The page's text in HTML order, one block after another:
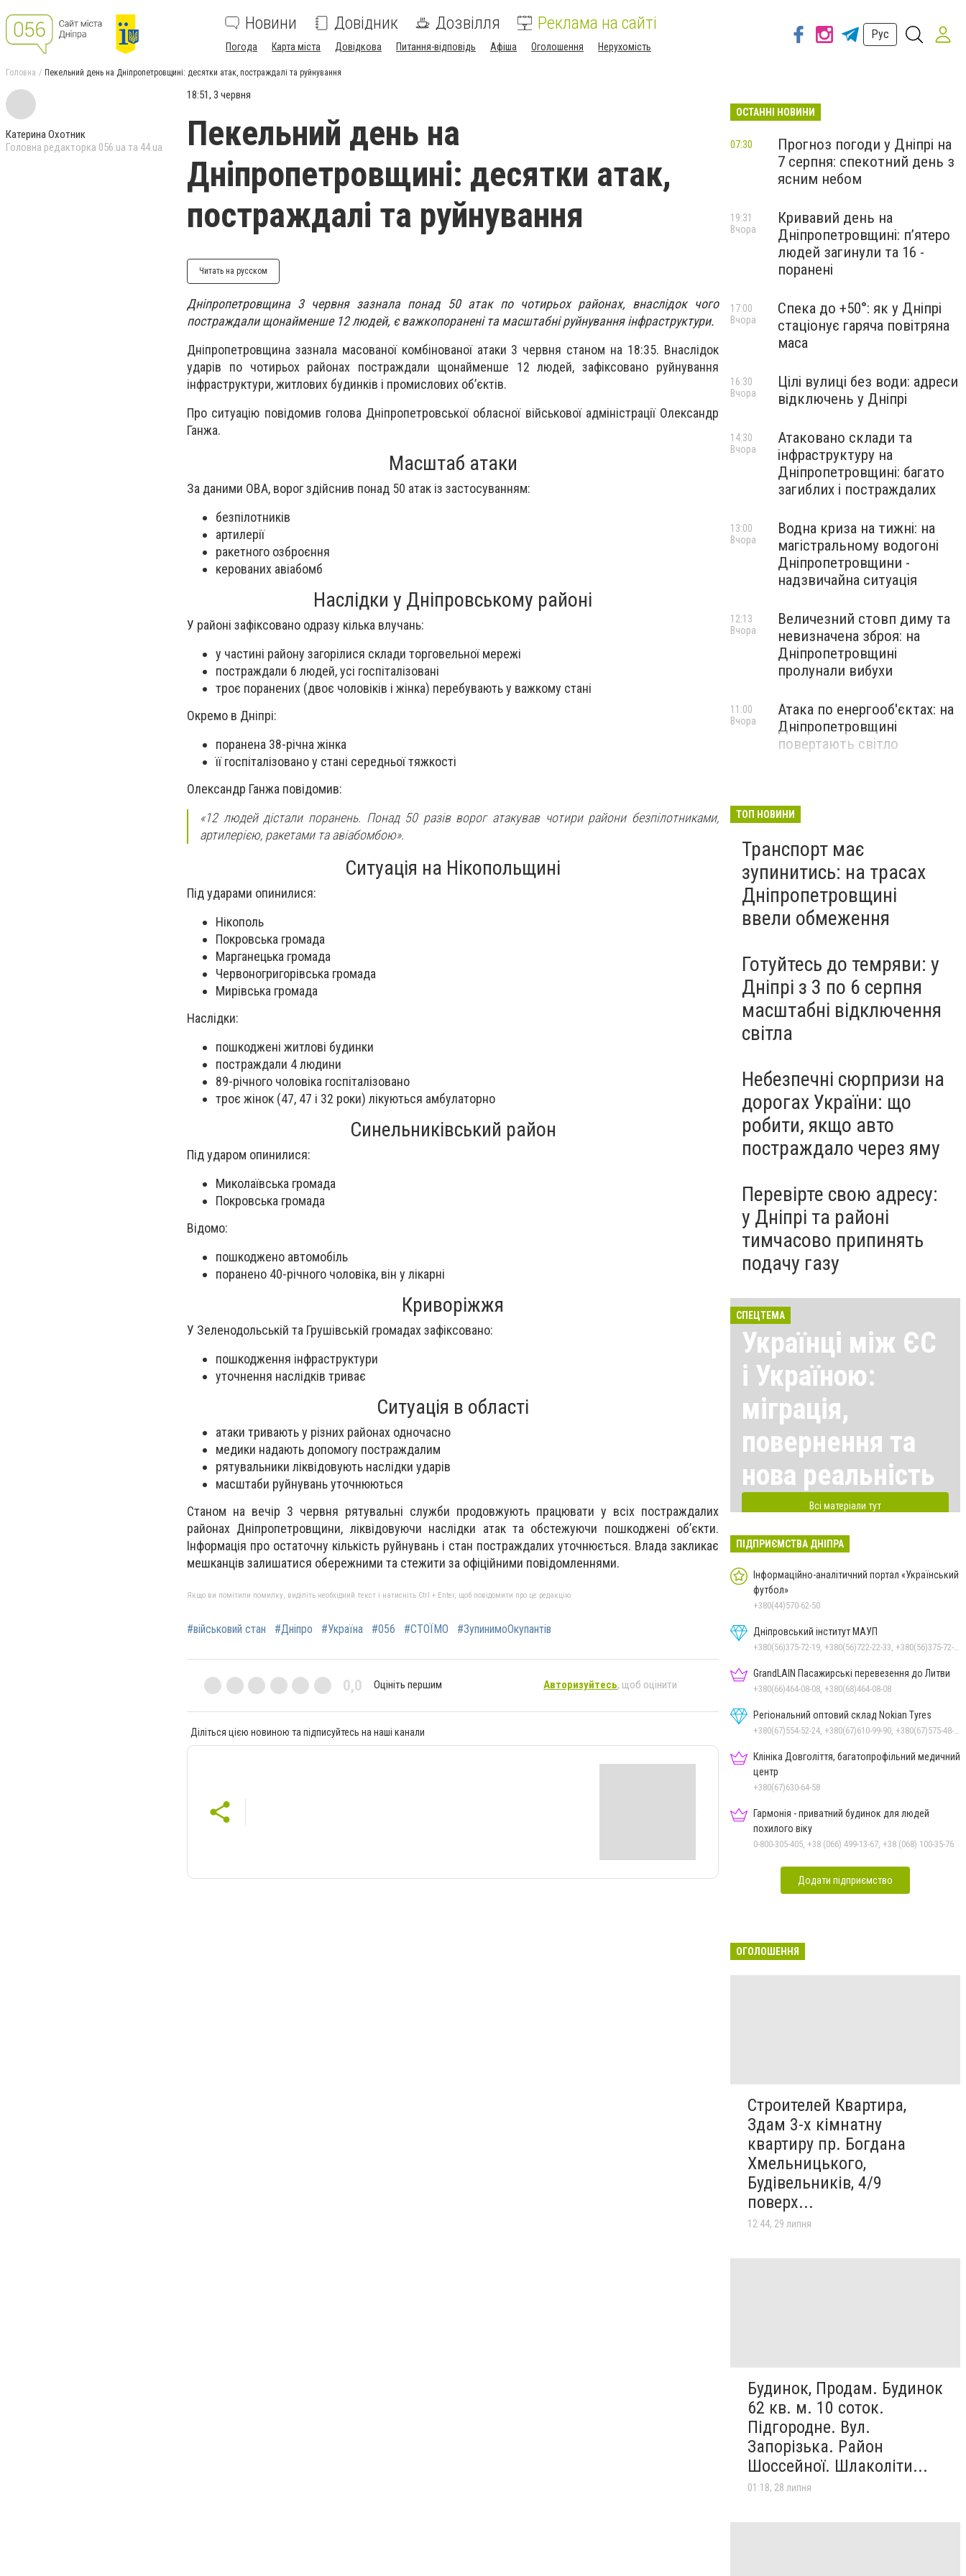
Новини Довідник Дозвілля Реклама на сайті
Погода Карта міста Довідкова Питання-відповідь Афіша Оголошення Нерухомість
Рус
Головна Пекельний день на Дніпропетровщині: десятки атак, постраждалі та руйнування
Катерина Охотник
Головна редакторка 056.ua та 44.ua
18:51, 3 червня
Пекельний день на
Дніпропетровщині: десятки атак,
постраждалі та руйнування
Читать на русском
Дніпропетровщина 3 червня зазнала понад 50 атак по чотирьох районах, внаслідок чого
постраждали щонайменше 12 людей, є важкопоранені та масштабні руйнування інфраструктури.
Дніпропетровщина зазнала масованої комбінованої атаки 3 червня станом на 18:35. Внаслідок
ударів по чотирьох районах постраждали щонайменше 12 людей, зафіксовано руйнування
інфраструктури, житлових будинків і промислових об’єктів.
Про ситуацію повідомив голова Дніпропетровської обласної військової адміністрації Олександр
Ганжа.
Масштаб атаки
За даними ОВА, ворог здійснив понад 50 атак із застосуванням:
безпілотників
артилерії
ракетного озброєння
керованих авіабомб
Наслідки у Дніпровському районі
У районі зафіксовано одразу кілька влучань:
у частині району загорілися склади торговельної мережі
постраждали 6 людей, усі госпіталізовані
троє поранених (двоє чоловіків і жінка) перебувають у важкому стані
Окремо в Дніпрі:
поранена 38-річна жінка
її госпіталізовано у стані середньої тяжкості
Олександр Ганжа повідомив:
«12 людей дістали поранень. Понад 50 разів ворог атакував чотири райони безпілотниками,
артилерією, ракетами та авіабомбою».
Ситуація на Нікопольщині
Під ударами опинилися:
Нікополь
Покровська громада
Марганецька громада
Червоногригорівська громада
Мирівська громада
Наслідки:
пошкоджені житлові будинки
постраждали 4 людини
89-річного чоловіка госпіталізовано
троє жінок (47, 47 і 32 роки) лікуються амбулаторно
Синельниківський район
Під ударом опинилися:
Миколаївська громада
Покровська громада
Відомо:
пошкоджено автомобіль
поранено 40-річного чоловіка, він у лікарні
Криворіжжя
У Зеленодольській та Грушівській громадах зафіксовано:
пошкодження інфраструктури
уточнення наслідків триває
Ситуація в області
атаки тривають у різних районах одночасно
медики надають допомогу постраждалим
рятувальники ліквідовують наслідки ударів
масштаби руйнувань уточнюються
Станом на вечір 3 червня рятувальні служби продовжують працювати у всіх постраждалих
районах Дніпропетровщини, ліквідовуючи наслідки атак та обстежуючи пошкоджені об’єкти.
Інформація про остаточну кількість руйнувань і стан постраждалих уточнюється. Влада закликає
мешканців залишатися обережними та стежити за офіційними повідомленнями.
Якщо ви помітили помилку, виділіть необхідний текст і натисніть Ctrl + Enter, щоб повідомити про це редакцію
#військовий стан #Дніпро #Україна #056 #СТОЇМО #ЗупинимоОкупантів
0,0 Оцініть першим Авторизуйтесь, щоб оцінити
Діліться цією новиною та підписуйтесь на наші канали
ОСТАННІ НОВИНИ
Прогноз погоди у Дніпрі на
7 серпня: спекотний день з
ясним небом
07:30
Кривавий день на
Дніпропетровщині: п’ятеро
людей загинули та 16 -
поранені
19:31
Вчора
Спека до +50°: як у Дніпрі
стаціонує гаряча повітряна
маса
17:00
Вчора
Цілі вулиці без води: адреси
відключень у Дніпрі
16:30
Вчора
Атаковано склади та
інфраструктуру на
Дніпропетровщині: багато
загиблих і постраждалих
14:30
Вчора
Водна криза на тижні: на
магістральному водогоні
Дніпропетровщини -
надзвичайна ситуація
13:00
Вчора
Величезний стовп диму та
невизначена зброя: на
Дніпропетровщині
пролунали вибухи
12:13
Вчора
Атака по енергооб'єктах: на
Дніпропетровщині
повертають світло
11:00
Вчора
ТОП НОВИНИ
Транспорт має
зупинитись: на трасах
Дніпропетровщині
ввели обмеження
Готуйтесь до темряви: у
Дніпрі з 3 по 6 серпня
масштабні відключення
світла
Небезпечні сюрпризи на
дорогах України: що
робити, якщо авто
постраждало через яму
Перевірте свою адресу:
у Дніпрі та районі
тимчасово припинять
подачу газу
СПЕЦТЕМА
Українці між ЄС
і Україною:
міграція,
повернення та
нова реальність
Всі матеріали тут
ПІДПРИЄМСТВА ДНІПРА
Інформаційно-аналітичний портал «Український
футбол»
+380(44)570-62-50
Дніпровський інститут МАУП
GrandLAIN Пасажирські перевезення до Литви
+380(66)464-08-08, +380(68)464-08-08
Регіональний оптовий склад Nokian Tyres
Клініка Довголіття, багатопрофільний медичний
центр
+380(67)630-64-58
Гармонія - приватний будинок для людей
похилого віку
0-800-305-405, +38 (066) 499-13-67, +38 (068) 100-35-76
Додати підприємство
ОГОЛОШЕННЯ
Строителей Квартира,
Здам 3-х кімнатну
квартиру пр. Богдана
Хмельницького,
Будівельників, 4/9
поверх...
12:44, 29 липня
Будинок, Продам. Будинок
62 кв. м. 10 соток.
Підгородне. Вул.
Запорізька. Район
Шоссейної. Шлаколіти...
01:18, 28 липня